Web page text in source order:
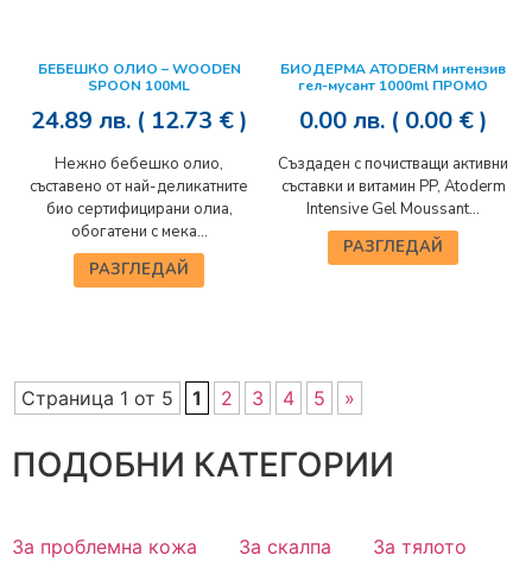
БЕБЕШКО ОЛИО – WOODEN
SPOON 100ML
24.89 лв. ( 12.73 € )
Нежно бебешко олио,
съставено от най-деликатните
био сертифицирани олиа,
обогатени с мека...
РАЗГЛЕДАЙ
БИОДЕРМА ATODERM интензив
гел-мусант 1000ml ПРОМО
0.00лв. ( 0.00 € )
Създаден с почистващи активни
съставки и витамин PP, Atoderm
Intensive Gel Moussant...
РАЗГЛЕДАЙ
Страница 1 от 5 1 2 3 4 5 »
ПОДОБНИ КАТЕГОРИИ
За проблемна кожа За скалпа За тялото